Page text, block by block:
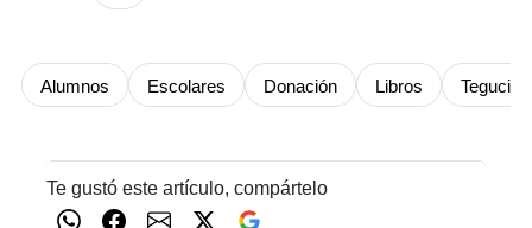
Alumnos Escolares Donación Libros
Te gustó este artículo, compártelo